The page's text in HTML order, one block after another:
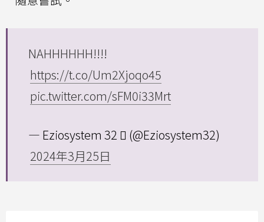
NAHHHHHH!!!!
https://t.co/Um2Xjoqo45
pic.twitter.com/sFM0i33Mrt
— Eziosystem 32  (@Eziosystem32)
2024年3月25日